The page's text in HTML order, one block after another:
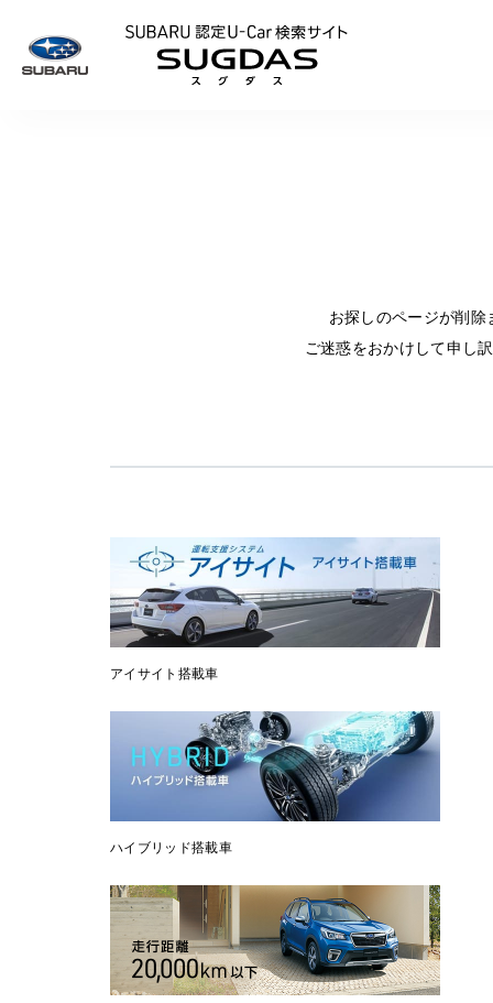
お探しのページが削
ご迷惑をおかけして申し
アイサイト搭載車
ハイブリッド搭載車